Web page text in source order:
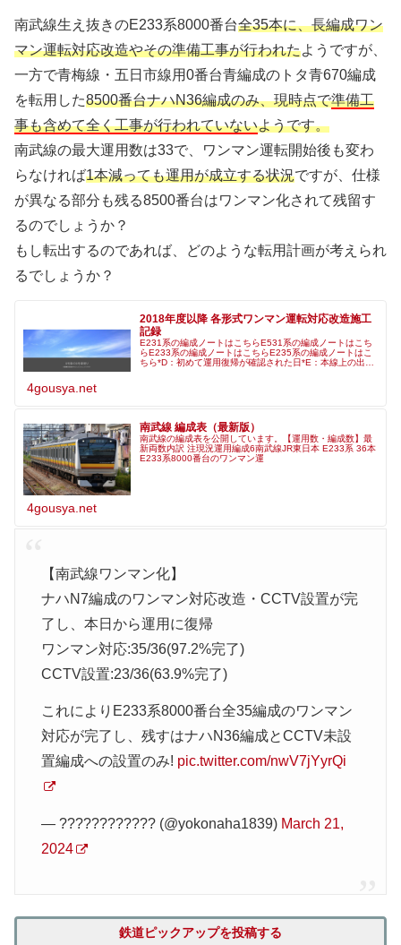
南武線生え抜きのE233系8000番台全35本に、長編成ワン
マン運転対応改造やその準備工事が行われたようですが、
一方で青梅線・五日市線用0番台青編成のトタ青670編成
を転用した8500番台ナハN36編成のみ、現時点で準備工
事も含めて全く工事が行われていないようです。
南武線の最大運用数は33で、ワンマン運転開始後も変わ
らなければ1本減っても運用が成立する状況ですが、仕様
が異なる部分も残る8500番台はワンマン化されて残留す
るのでしょうか？
もし転出するのであれば、どのような転用計画が考えられ
るでしょうか？
2018年度以降 各形式ワンマン運転対応改造施工
記録
E231系の編成ノートはこちらE531系の編成ノートはこち
らE233系の編成ノートはこちらE235系の編成ノートはこ
ちら*D：初めて運用復帰が確認された日*E：本線上の出場
4gousya.net
南武線 編成表（最新版）
南武線の編成表を公開しています。【運用数・編成数】最
新両数内訳 注現況運用編成6南武線JR東日本 E233系 36本
E233系8000番台のワンマン運
4gousya.net
【南武線ワンマン化】
ナハN7編成のワンマン対応改造・CCTV設置が完
了し、本日から運用に復帰
ワンマン対応:35/36(97.2%完了)
CCTV設置:23/36(63.9%完了)
これによりE233系8000番台全35編成のワンマン
対応が完了し、残すはナハN36編成とCCTV未設
置編成への設置のみ! pic.twitter.com/nwV7jYyrQi
— ???????????? (@yokonaha1839) March 21,
2024
鉄道ピックアップを投稿する